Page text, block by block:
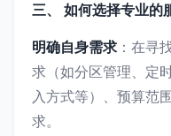
三、 如何选择专业的
明确自身需求 ：在寻
求（如分区管理、定
入方式等）、预算范
求。